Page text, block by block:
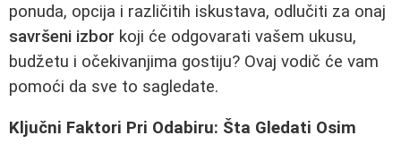
ponuda, opcija i različitih iskustava, odlučiti za onaj
savršeni izbor koji će odgovarati vašem ukusu,
budžetu i očekivanjima gostiju? Ovaj vodič će vam
pomoći da sve to sagledate.
Ključni Faktori Pri Odabiru: Šta Gledati Osim